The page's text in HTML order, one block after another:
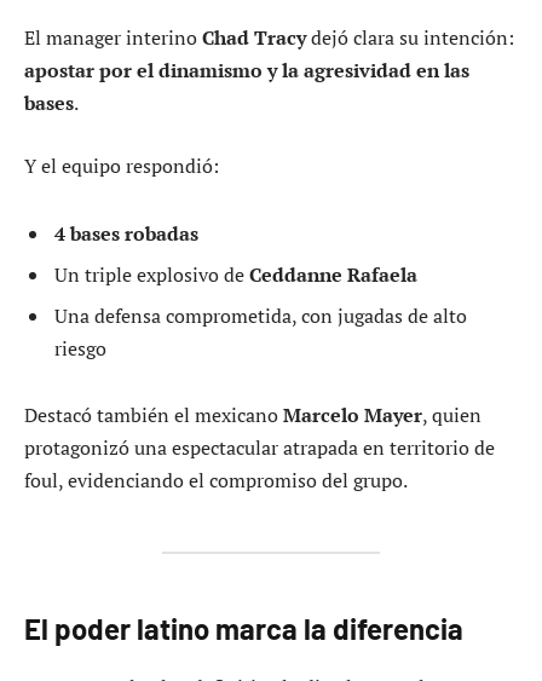
El manager interinoChad Tracydejó clara su intención:
apostar por el dinamismo y la agresividad en las
bases.
Y el equipo respondió:
4 bases robadas
Un triple explosivo deCeddanne Rafaela
Una defensa comprometida, con jugadas de alto
riesgo
Destacó también el mexicanoMarcelo Mayer, quien
protagonizó una espectacular atrapada en territorio de
foul, evidenciando el compromiso del grupo.
El poder latino marca la diferencia